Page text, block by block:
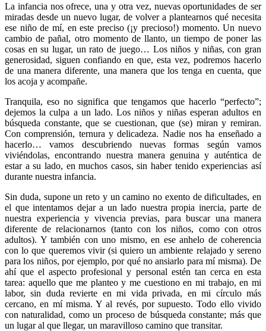
La infancia nos ofrece, una y otra vez, nuevas oportunidades de ser
miradas desde un nuevo lugar, de volver a plantearnos qué necesita
ese niño de mí, en este preciso (¡y precioso!) momento. Un nuevo
cambio de pañal, otro momento de llanto, un tiempo de poner las
cosas en su lugar, un rato de juego… Los niños y niñas, con gran
generosidad, siguen confiando en que, esta vez, podremos hacerlo
de una manera diferente, una manera que los tenga en cuenta, que
los acoja y acompañe.
Tranquila, eso no significa que tengamos que hacerlo “perfecto”;
dejemos la culpa a un lado. Los niños y niñas esperan adultos en
búsqueda constante, que se cuestionan, que (se) miran y remiran.
Con comprensión, ternura y delicadeza. Nadie nos ha enseñado a
hacerlo… vamos descubriendo nuevas formas según vamos
viviéndolas, encontrando nuestra manera genuina y auténtica de
estar a su lado, en muchos casos, sin haber tenido experiencias así
durante nuestra infancia.
Sin duda, supone un reto y un camino no exento de dificultades, en
el que intentamos dejar a un lado nuestra propia inercia, parte de
nuestra experiencia y vivencia previas, para buscar una manera
diferente de relacionarnos (tanto con los niños, como con otros
adultos). Y también con uno mismo, en ese anhelo de coherencia
con lo que queremos vivir (si quiero un ambiente relajado y sereno
para los niños, por ejemplo, por qué no ansiarlo para mí misma). De
ahí que el aspecto profesional y personal estén tan cerca en esta
tarea: aquello que me planteo y me cuestiono en mi trabajo, en mi
labor, sin duda revierte en mi vida privada, en mi círculo más
cercano, en mí misma. Y al revés, por supuesto. Todo ello vivido
con naturalidad, como un proceso de búsqueda constante; más que
un lugar al que llegar, un maravilloso camino que transitar.